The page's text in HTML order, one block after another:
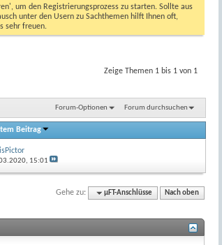
um den Registrierungsprozess zu starten. Sollte aus
unter den Usern zu Sachthemen hilft Ihnen oft,
sehr freuen.
Zeige Themen 1 bis 1 von 1
Forum-Optionen Forum durchsuchen
Beitrag
15:01
Gehe zu: µFT-Anschlüsse Nach oben